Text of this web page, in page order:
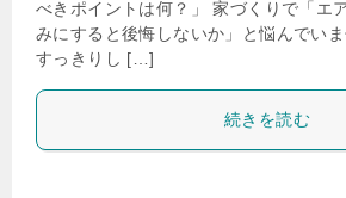
べきポイントは何？」 家づくりで「エ
みにすると後悔しないか」と悩んでい
すっきりし […]
続きを読む